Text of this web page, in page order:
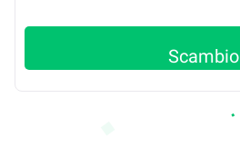
Scambio